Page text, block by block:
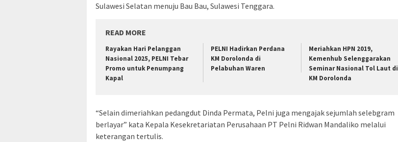
Sulawesi Selatan menuju Bau Bau, Sulawesi Tenggara.
READ MORE
Rayakan Hari Pelanggan
Nasional 2025, PELNI Tebar
Promo untuk Penumpang
Kapal
PELNI Hadirkan Perdana
KM Dorolonda di
Pelabuhan Waren
Meriahkan HPN 2019,
Kemenhub Selenggarakan
Seminar Nasional Tol Laut di
KM Dorolonda
“Selain dimeriahkan pedangdut Dinda Permata, Pelni juga mengajak sejumlah selebgram
berlayar” kata Kepala Kesekretariatan Perusahaan PT Pelni Ridwan Mandaliko melalui
keterangan tertulis.